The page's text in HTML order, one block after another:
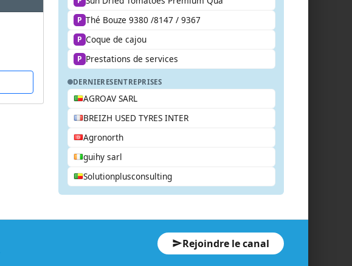
P Thé Bouze 9380 /8147 / 9367
P Coque de cajou
P Prestations de services
DERNIERESENTREPRISES
AGROAV SARL
BREIZH USED TYRES INTER
Agronorth
guihy sarl
Solutionplusconsulting
Rejoindre le canal